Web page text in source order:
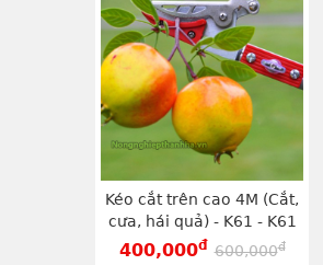
Kéo cắt trên cao 4M (Cắt,
cưa, hái quả) - K61 - K61
400,000đ 600,000đ